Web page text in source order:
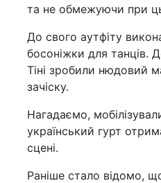
та не обмежуючи при
До свого аутфіту
босоніжки для танців.
Тіні зробили нюдовий
зачіску.
Нагадаємо,
український гурт
сцені.
Раніше стало відомо,